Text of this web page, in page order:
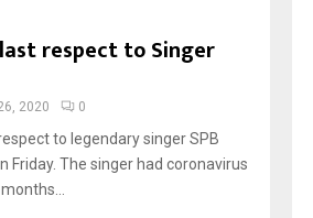
respect to Singer
2020 0
to legendary singer SPB
Friday. The singer had coronavirus